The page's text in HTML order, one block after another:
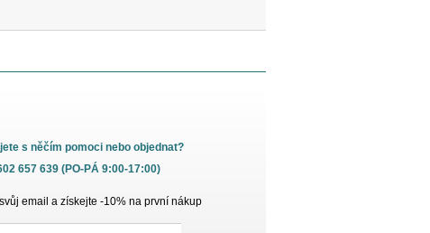
s něčím pomoci nebo objednat?
657 639 (PO-PÁ 9:00-17:00)
email a získejte -10% na první nákup